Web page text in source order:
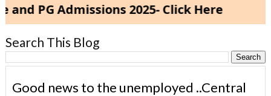
Admissions 2025- Click Here
Search This Blog
Good news to the unemployed ..Central